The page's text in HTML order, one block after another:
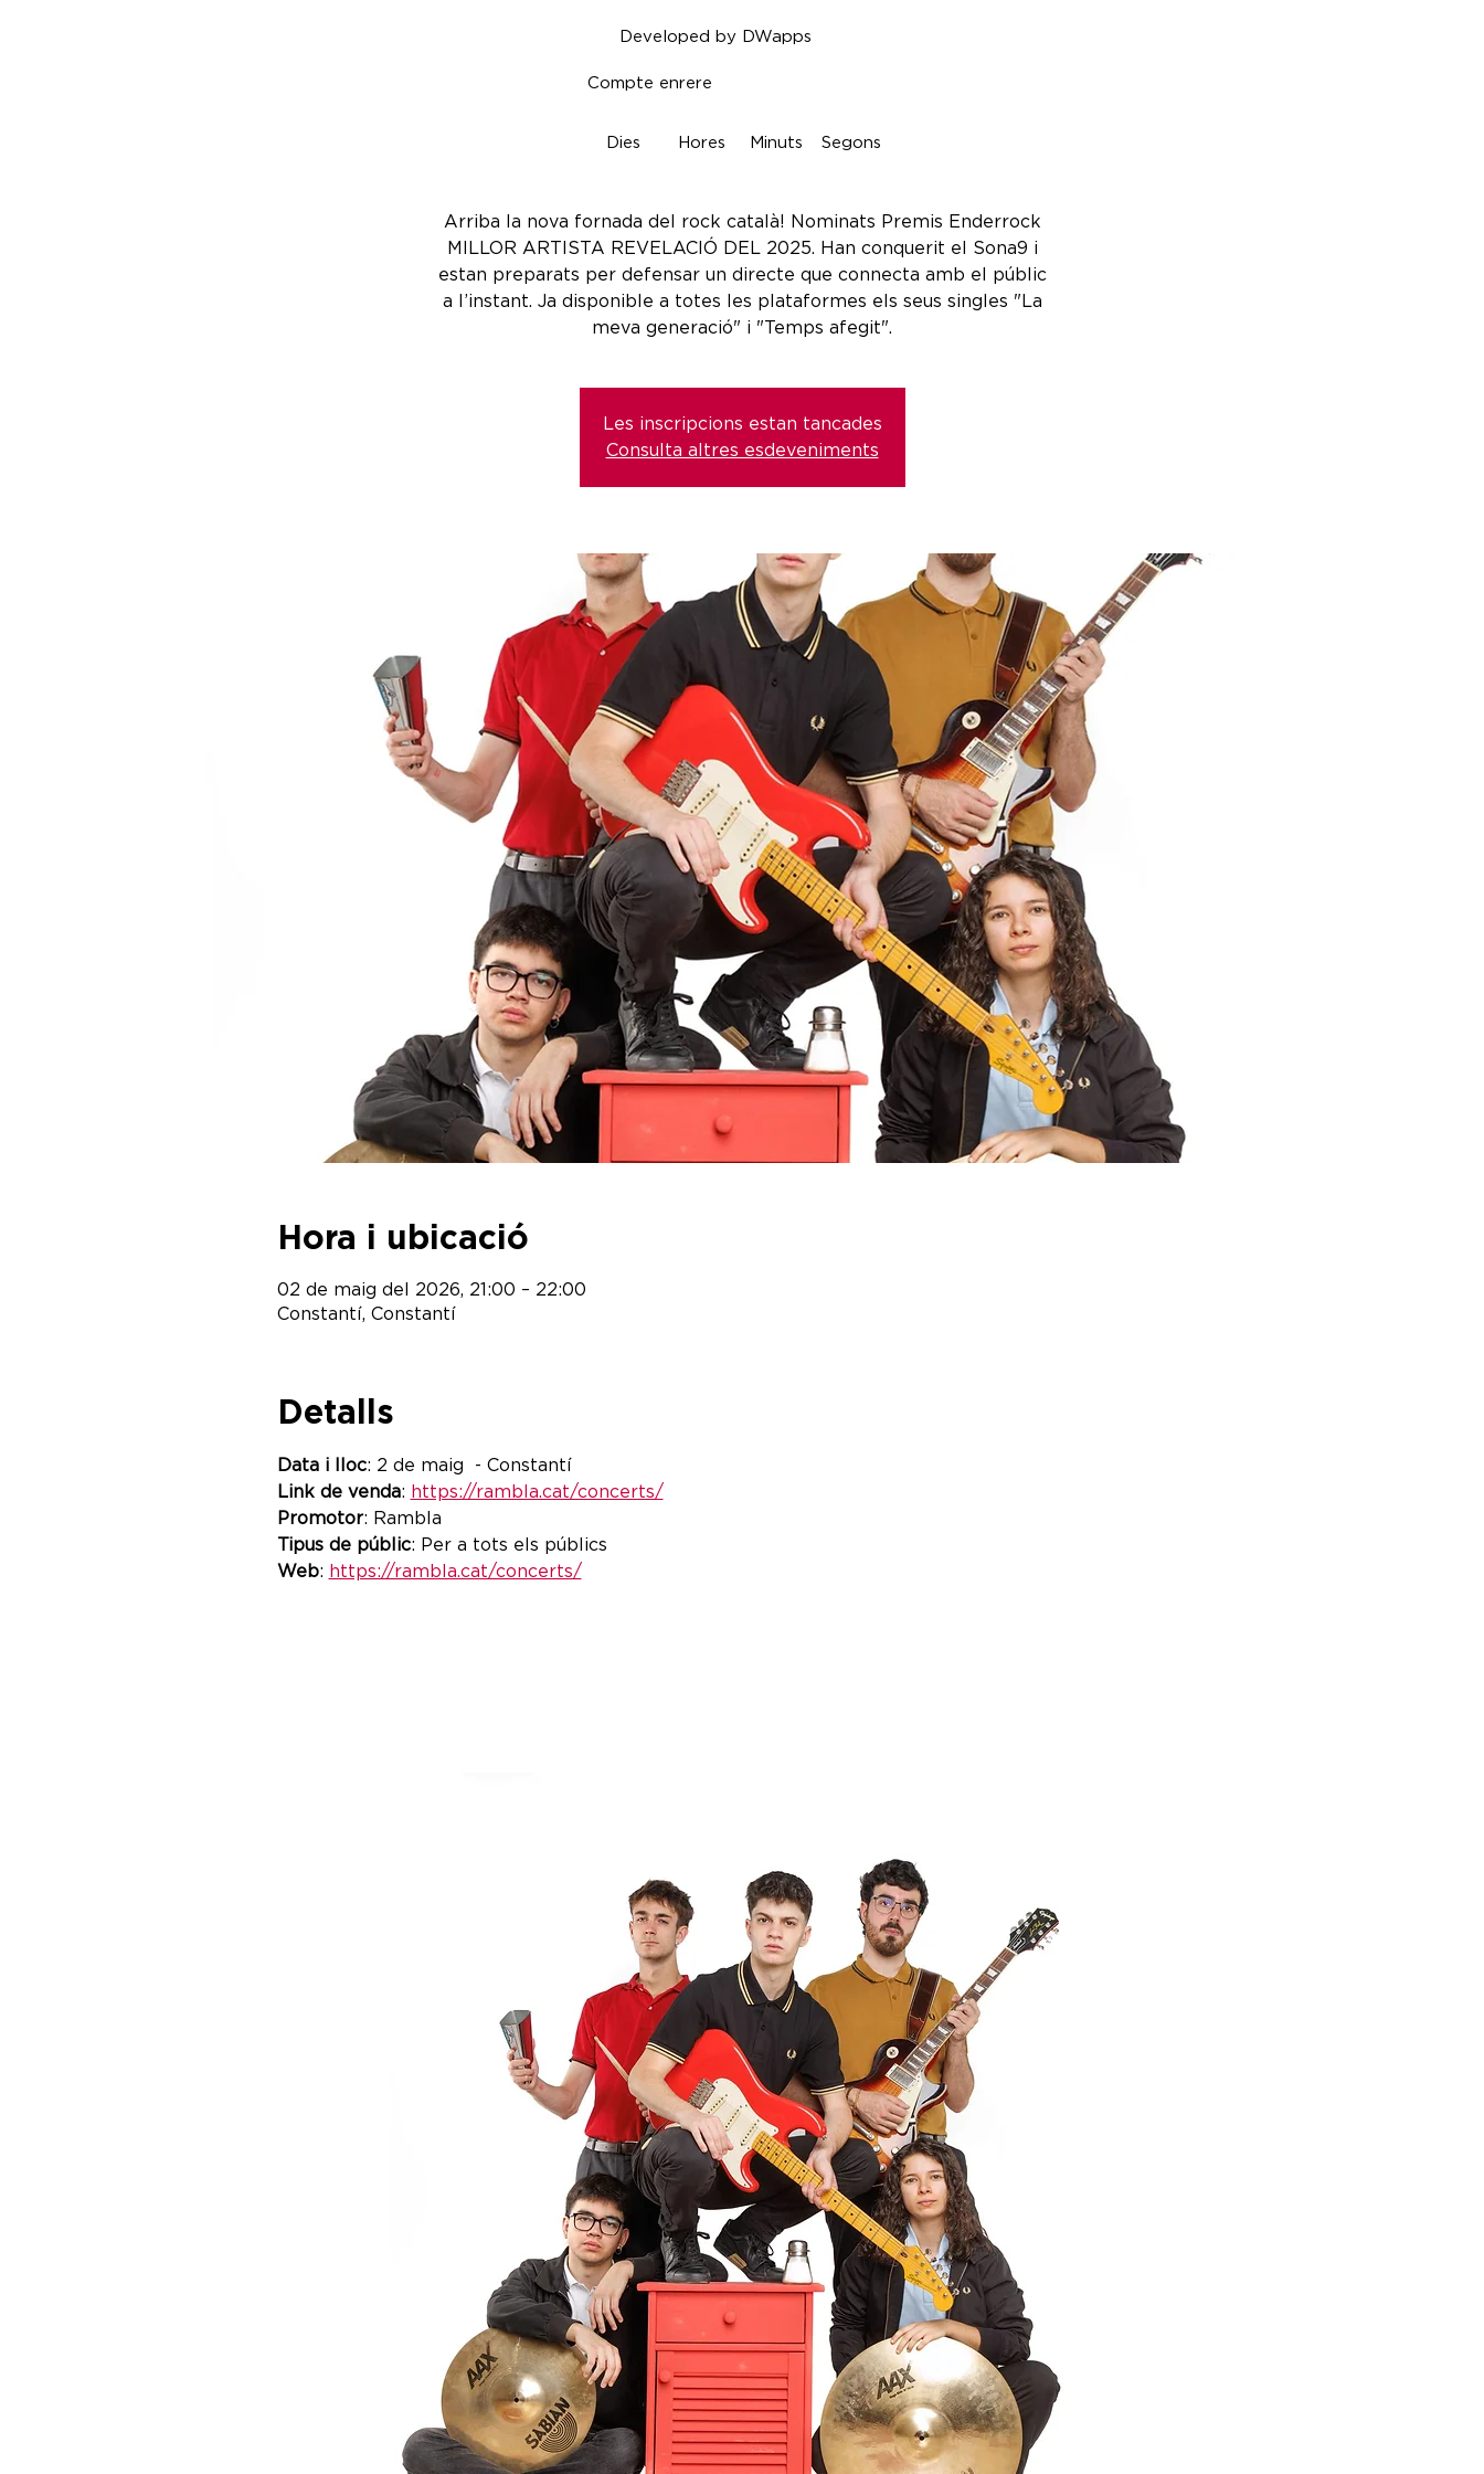
Segons
Minuts
Hores
Dies
Compte enrere
Developed by DWapps
Arriba la nova fornada del rock català! Nominats Premis Enderrock
MILLOR ARTISTA REVELACIÓ DEL 2025. Han conquerit el Sona9 i
estan preparats per defensar un directe que connecta amb el públic
a l’instant. Ja disponible a totes les plataformes els seus singles "La
meva generació" i "Temps afegit".
Les inscripcions estan tancades
Consulta altres esdeveniments
Hora i ubicació
02 de maig del 2026, 21:00 – 22:00
Constantí, Constantí
Detalls
Data i lloc: 2 de maig  - Constantí
Link de venda: https://rambla.cat/concerts/
Promotor: Rambla
Tipus de públic: Per a tots els públics
Web: https://rambla.cat/concerts/